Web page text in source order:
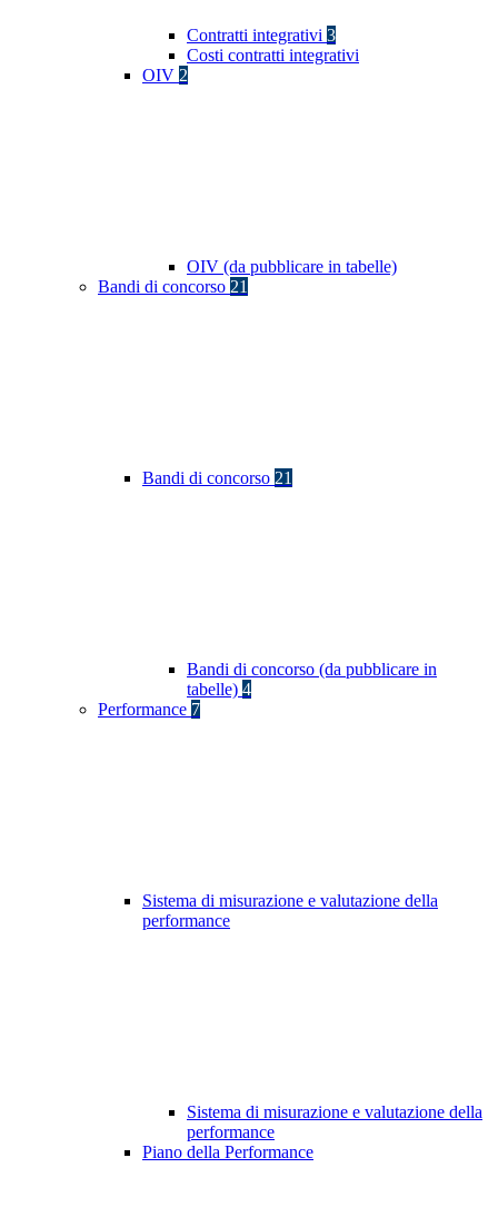
Contratti integrativi 3
Costi contratti integrativi
OIV 2
OIV (da pubblicare in tabelle)
Bandi di concorso 21
Bandi di concorso 21
Bandi di concorso (da pubblicare in
tabelle) 4
Performance 7
Sistema di misurazione e valutazione della
performance
Sistema di misurazione e valutazione della
performance
Piano della Performance